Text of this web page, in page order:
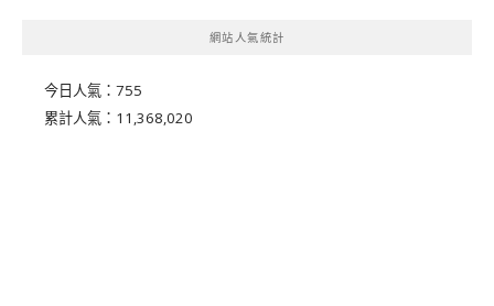
網站人氣統計
今日人氣： 755
累計人氣： 11,368,020